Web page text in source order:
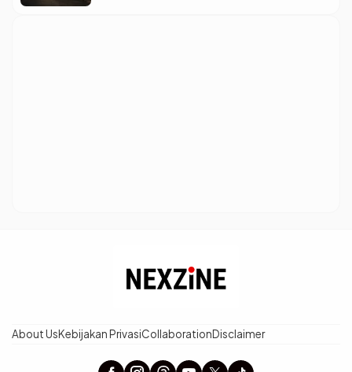
About UsKebijakan PrivasiCollaborationDisclaimer